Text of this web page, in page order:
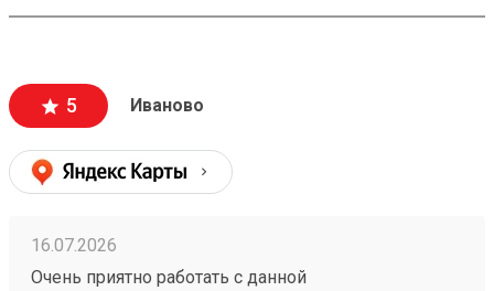
только этой транспортной компанией.
5 Иваново
16.07.2026
Очень приятно работать с данной